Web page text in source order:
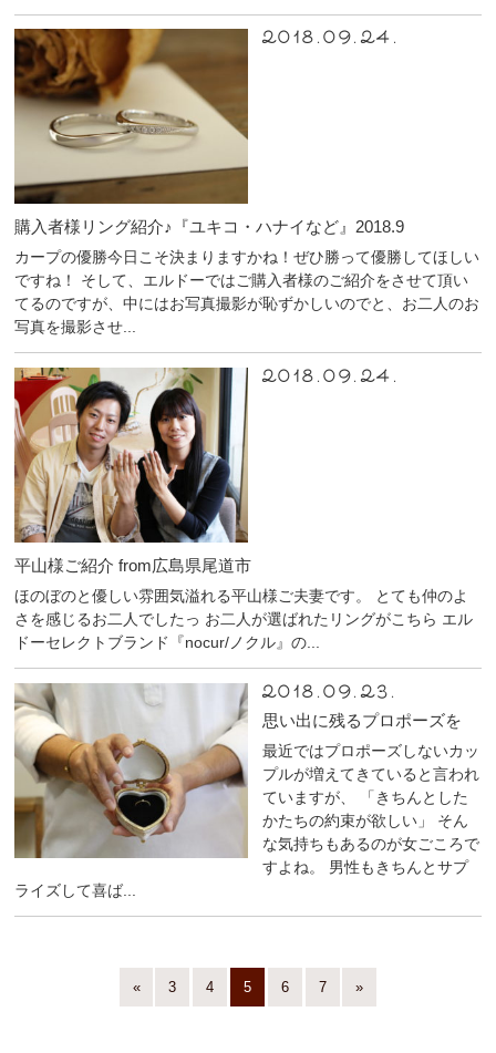
2018.09.24.
購入者様リング紹介♪『ユキコ・ハナイなど』2018.9
カープの優勝今日こそ決まりますかね！ぜひ勝って優勝してほしい
ですね！ そして、エルドーではご購入者様のご紹介をさせて頂い
てるのですが、中にはお写真撮影が恥ずかしいのでと、お二人のお
写真を撮影させ...
2018.09.24.
平山様ご紹介 from広島県尾道市
ほのぼのと優しい雰囲気溢れる平山様ご夫妻です。 とても仲のよ
さを感じるお二人でしたっ お二人が選ばれたリングがこちら エル
ドーセレクトブランド『nocur/ノクル』の...
2018.09.23.
思い出に残るプロポーズを
最近ではプロポーズしないカッ
プルが増えてきていると言われ
ていますが、 「きちんとした
かたちの約束が欲しい」 そん
な気持ちもあるのが女ごころで
すよね。 男性もきちんとサプ
ライズして喜ば...
« 3 4 5 6 7 »